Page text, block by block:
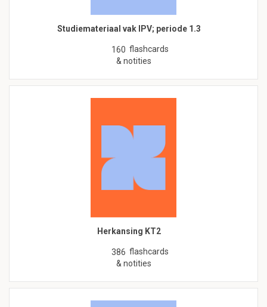
Studiemateriaal vak IPV; periode 1.3
160 flashcards
& notities
Herkansing KT2
386 flashcards
& notities